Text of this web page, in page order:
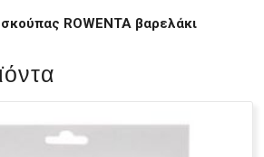
ROWENTA βαρελάκι